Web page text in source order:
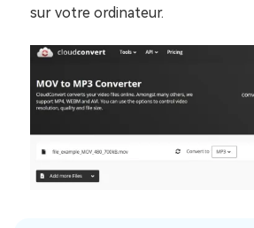
sur votre ordinateur.